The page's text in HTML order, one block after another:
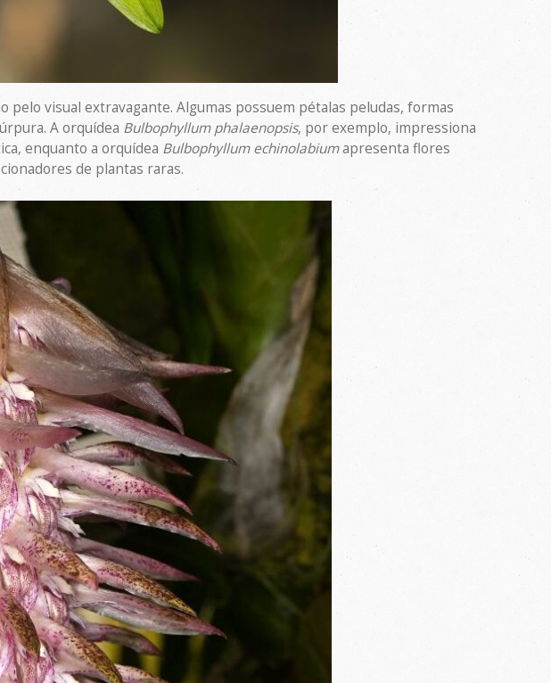
pelo visual extravagante. Algumas possuem pétalas peludas, formas
A orquídea Bulbophyllum phalaenopsis, por exemplo, impressiona
enquanto a orquídea Bulbophyllum echinolabiumapresenta flores
de plantas raras.